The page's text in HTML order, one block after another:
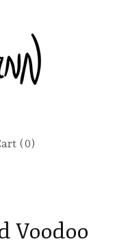
(0)
Voodoo